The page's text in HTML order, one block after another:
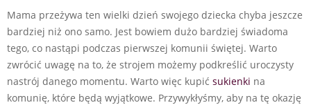
Mama przeżywa ten wielki dzień swojego dziecka chyba jeszcze
bardziej niż ono samo. Jest bowiem dużo bardziej świadoma
tego, co nastąpi podczas pierwszej komunii świętej. Warto
zwrócić uwagę na to, że strojem możemy podkreślić uroczysty
nastrój danego momentu. Warto więc kupić sukienki na
komunię, które będą wyjątkowe. Przywykłyśmy, aby na tę okazję